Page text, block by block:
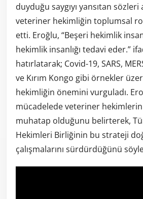
duyduğu saygıyı yansıtan sözleri
veteriner hekimliğin toplumsal
etti. Eroğlu, “Beşeri hekimlik
hekimlik insanlığı tedavi eder.”
hatırlatarak; Covid-19, SARS,
ve Kırım Kongo gibi örnekler
hekimliğin önemini vurguladı.
mücadelede veteriner
muhatap olduğunu belirterek,
Hekimleri Birliğinin bu strateji
çalışmalarını sürdürdüğünü